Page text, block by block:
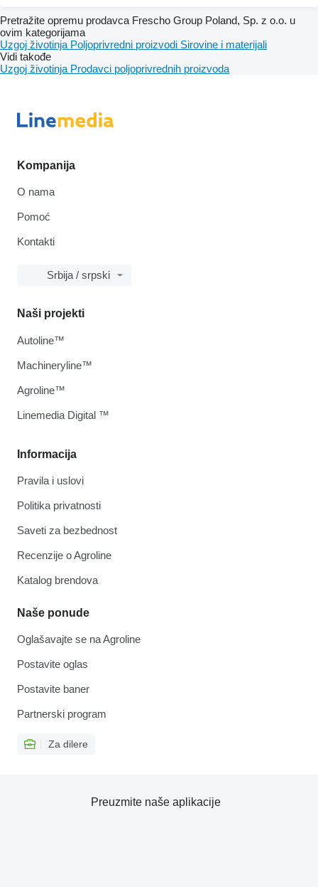
Pretražite opremu prodavca Frescho Group Poland, Sp. z o.o. u
ovim kategorijama
Uzgoj životinja Poljoprivredni proizvodi Sirovine i materijali
Vidi takođe
Uzgoj životinja Prodavci poljoprivrednih proizvoda
Kompanija
O nama
Pomoć
Kontakti
Srbija / srpski
Informacija
Pravila i uslovi
Politika privatnosti
Saveti za bezbednost
Recenzije o Agroline
Katalog brendova
Naše ponude
Oglašavajte se na Agroline
Postavite oglas
Postavite baner
Partnerski program
Za dilere
Naši projekti
Autoline™
Machineryline™
Agroline™
Linemedia Digital ™
Preuzmite naše aplikacije